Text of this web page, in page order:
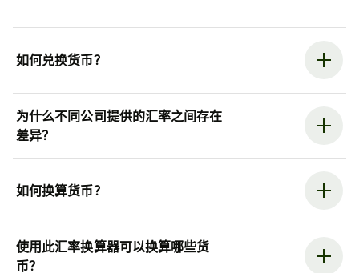
如何兑换货币？
为什么不同公司提供的汇率之间存在
差异？
如何换算货币？
使用此汇率换算器可以换算哪些货
币？